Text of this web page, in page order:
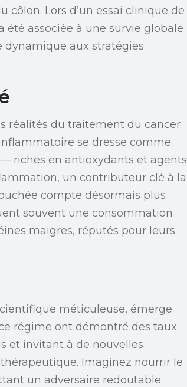
Lors d’un essai clinique de
été associée à une survie globale
dynamique aux stratégies
réalités du traitement du cancer
se dresse comme
riches en antioxydants et agents
un contributeur clé à la
compte désormais plus
souvent une consommation
maigres, réputés pour leurs
méticuleuse, émerge
régime ont démontré des taux
et invitant à de nouvelles
Imaginez nourrir le
un adversaire redoutable.